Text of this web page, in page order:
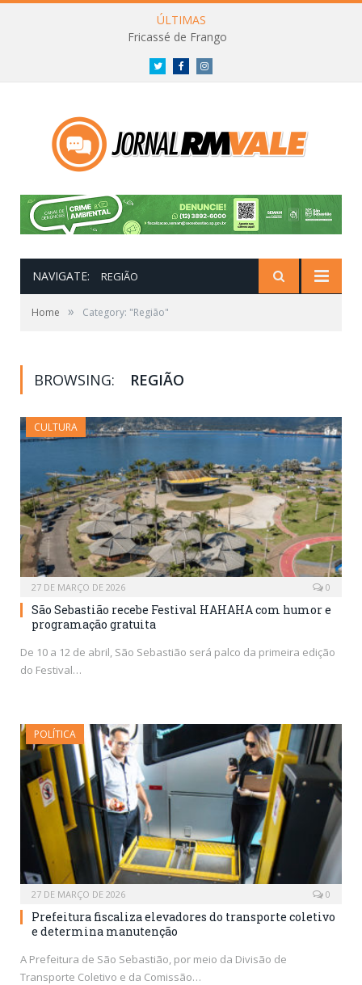
ÚLTIMAS
Fricassé de Frango
TwitterFacebookInstagram
NAVIGATE: REGIÃO
Home » Category: "Região"
BROWSING: REGIÃO
CULTURA
27 DE MARÇO DE 2026 0
São Sebastião recebe Festival HAHAHA com humor e
programação gratuita
De 10 a 12 de abril, São Sebastião será palco da primeira edição
do Festival…
POLÍTICA
27 DE MARÇO DE 2026 0
Prefeitura fiscaliza elevadores do transporte coletivo
e determina manutenção
A Prefeitura de São Sebastião, por meio da Divisão de
Transporte Coletivo e da Comissão…